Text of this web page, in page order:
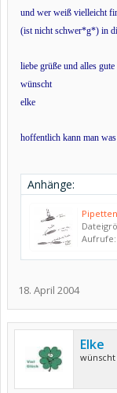
und wer weiß vielleicht
(ist nicht schwer*g*) in
liebe grüße und alles gute
wünscht
elke
hoffentlich kann man
Anhänge:
Aufrufe:
18. April 2004
Elke
wünscht